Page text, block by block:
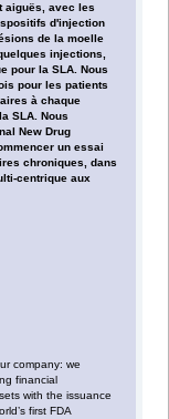
aiguës, avec les
d'injection
de la moelle
injections,
pour la SLA. Nous
pour les patients
à chaque
SLA. Nous
New Drug
un essai
chroniques, dans
centrique aux
company: we
financial
with the issuance
first FDA